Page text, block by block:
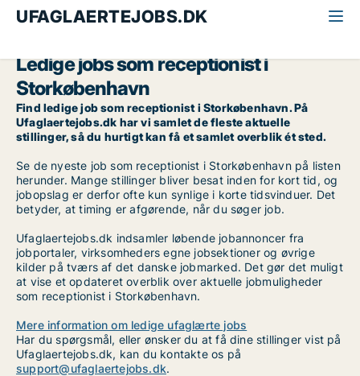
UFAGLAERTEJOBS.DK
Ledige jobs som receptionist i
Storkøbenhavn
Find ledige job som receptionist i Storkøbenhavn. På
Ufaglaertejobs.dk har vi samlet de fleste aktuelle
stillinger, så du hurtigt kan få et samlet overblik ét sted.
Se de nyeste job som receptionist i Storkøbenhavn på listen
herunder. Mange stillinger bliver besat inden for kort tid, og
jobopslag er derfor ofte kun synlige i korte tidsvinduer. Det
betyder, at timing er afgørende, når du søger job.
Ufaglaertejobs.dk indsamler løbende jobannoncer fra
jobportaler, virksomheders egne jobsektioner og øvrige
kilder på tværs af det danske jobmarked. Det gør det muligt
at vise et opdateret overblik over aktuelle jobmuligheder
som receptionist i Storkøbenhavn.
Mere information om ledige ufaglærte jobs
Har du spørgsmål, eller ønsker du at få dine stillinger vist på
Ufaglaertejobs.dk, kan du kontakte os på
support@ufaglaertejobs.dk.